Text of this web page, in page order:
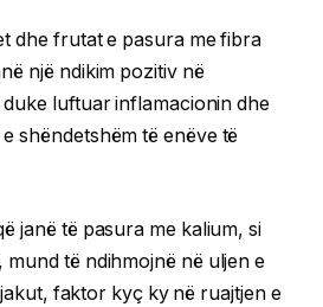
dhe frutat e pasura me fibra
një ndikim pozitiv në
luftuar inflamacionin dhe
shëndetshëm të enëve të
janë të pasura me kalium, si
mund të ndihmojnë në uljen e
faktor kyç ky në ruajtjen e